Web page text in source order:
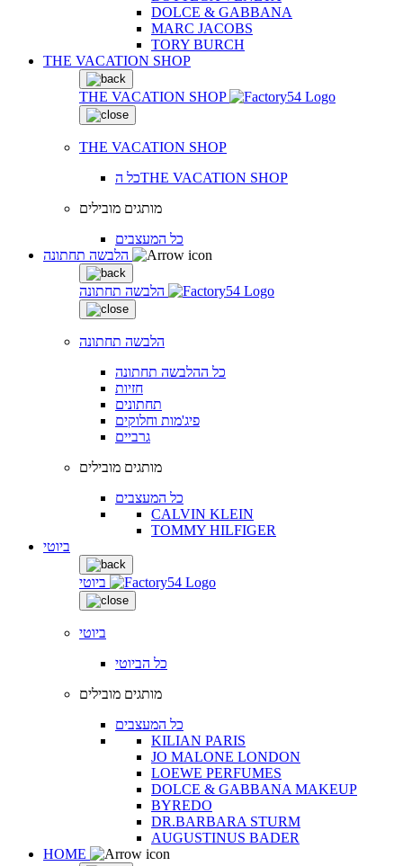
DOLCE & GABBANA
MARC JACOBS
TORY BURCH
THE VACATION SHOP
THE VACATION SHOP
THE VACATION SHOP
כל הTHE VACATION SHOP
מותגים מובילים
כל המעצבים
הלבשה תחתונה
הלבשה תחתונה
כל ההלבשה תחתונה
חזיות
תחתונים
פיג'מות וחלוקים
גרביים
מותגים מובילים
כל המעצבים
CALVIN KLEIN
TOMMY HILFIGER
ביוטי
ביוטי
ביוטי
כל הביוטי
מותגים מובילים
כל המעצבים
KILIAN PARIS
JO MALONE LONDON
LOEWE PERFUMES
DOLCE & GABBANA MAKEUP
BYREDO
DR.BARBARA STURM
AUGUSTINUS BADER
HOME